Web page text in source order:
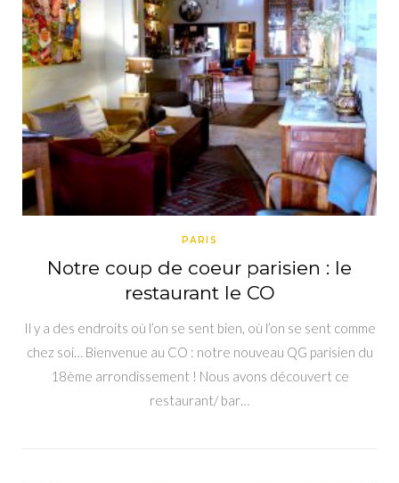
PARIS
Notre coup de coeur parisien : le
restaurant le CO
Il y a des endroits où l’on se sent bien, où l’on se sent comme
chez soi… Bienvenue au CO : notre nouveau QG parisien du
18ème arrondissement ! Nous avons découvert ce
restaurant/ bar…